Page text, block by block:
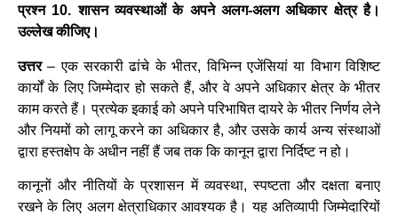
प्रश्न 10. शासन व्यवस्थाओं के अपने अलग-अलग अधिकार क्षेत्र है।
उल्लेख कीजिए।
उत्तर–एक सरकारी ढांचे के भीतर, विभिन्न एजेंसियां ​​या विभाग विशिष्ट
कार्यों के लिए जिम्मेदार हो सकते हैं, और वे अपने अधिकार क्षेत्र के भीतर
काम करते हैं। प्रत्येक इकाई को अपने परिभाषित दायरे के भीतर निर्णय लेने
और नियमों को लागू करने का अधिकार है, और उसके कार्य अन्य संस्थाओं
द्वारा हस्तक्षेप के अधीन नहीं हैं जब तक कि कानून द्वारा निर्दिष्ट न हो।
कानूनों और नीतियों के प्रशासन में व्यवस्था, स्पष्टता और दक्षता बनाए
रखने के लिए अलग क्षेत्राधिकार आवश्यक है। यह अतिव्यापी जिम्मेदारियों